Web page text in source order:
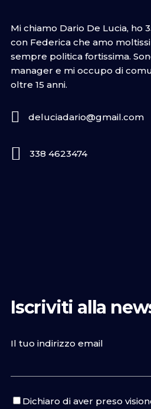
Mi chiamo Dario De Lucia, ho
con Federica che amo
sempre politica fortissima.
manager e mi occupo di
oltre 15 anni.
deluciadario@gmail.com
338 4623474
Iscriviti alla
Il tuo indirizzo email
Dichiaro di aver preso